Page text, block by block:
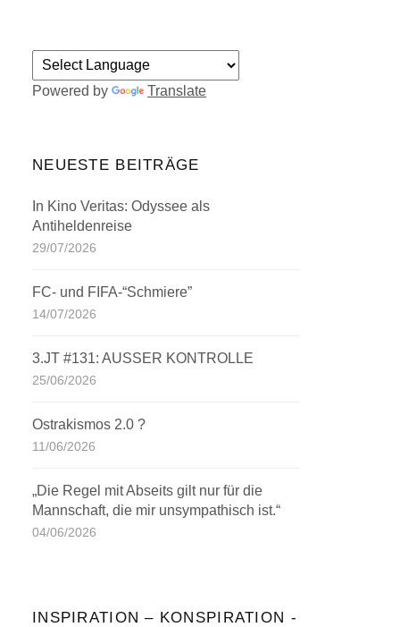
Powered by Translate
NEUESTE BEITRÄGE
In Kino Veritas: Odyssee als
Antiheldenreise
29/07/2026
FC- und FIFA-“Schmiere”
14/07/2026
3.JT #131: AUSSER KONTROLLE
25/06/2026
Ostrakismos 2.0 ?
11/06/2026
„Die Regel mit Abseits gilt nur für die
Mannschaft, die mir unsympathisch ist.“
04/06/2026
INSPIRATION – KONSPIRATION -